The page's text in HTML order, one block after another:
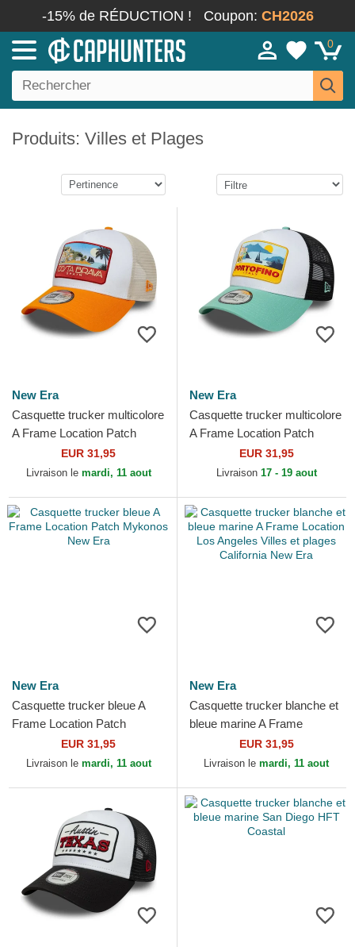
-15% de RÉDUCTION ! Coupon: CH2026
0
Produits: Villes et Plages
New Era
Casquette trucker multicolore
A Frame Location Patch
Costa Brava New Era
EUR 31,95
Livraison le mardi, 11 aout
New Era
Casquette trucker multicolore
A Frame Location Patch
Portofino New Era
EUR 31,95
Livraison 17 - 19 aout
New Era
Casquette trucker bleue A
Frame Location Patch
Mykonos New Era
EUR 31,95
Livraison le mardi, 11 aout
New Era
Casquette trucker blanche et
bleue marine A Frame
Location Los Angeles Villes et
plages...
EUR 31,95
Livraison le mardi, 11 aout